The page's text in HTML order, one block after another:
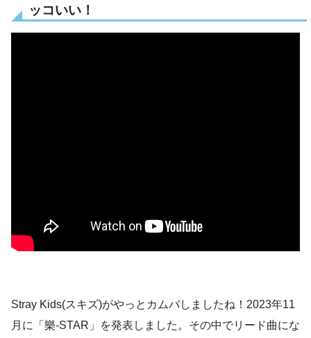
ッコいい！
Stray Kids(スキズ)がやっとカムバしましたね！2023年11
月に「樂-STAR」を発表しました。その中でリード曲にな